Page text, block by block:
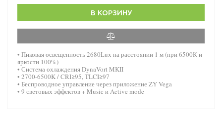
В КОРЗИНУ
• Пиковая освещенность 2680Lux на расстоянии 1 м (при 6500К и
яркости 100%)
• Система охлаждения DynaVort MKII
• 2700-6500K / CRI≥95, TLCI≥97
• Беспроводное управление через приложение ZY Vega
• 9 световых эффектов + Music и Active mode